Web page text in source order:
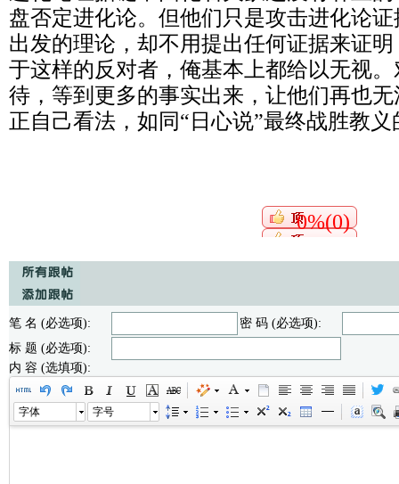
盘否定进化论。但他们只是攻击进化论
出发的理论，却不用提出任何证据来证
于这样的反对者，俺基本上都给以无视
待，等到更多的事实出来，让他们再也
正自己看法，如同“日心说”最终战胜教义
0%(0)
笔 名 (必选项):
密 码 (必选项):
标 题 (必选项):
内 容 (选填项):
字体 字号